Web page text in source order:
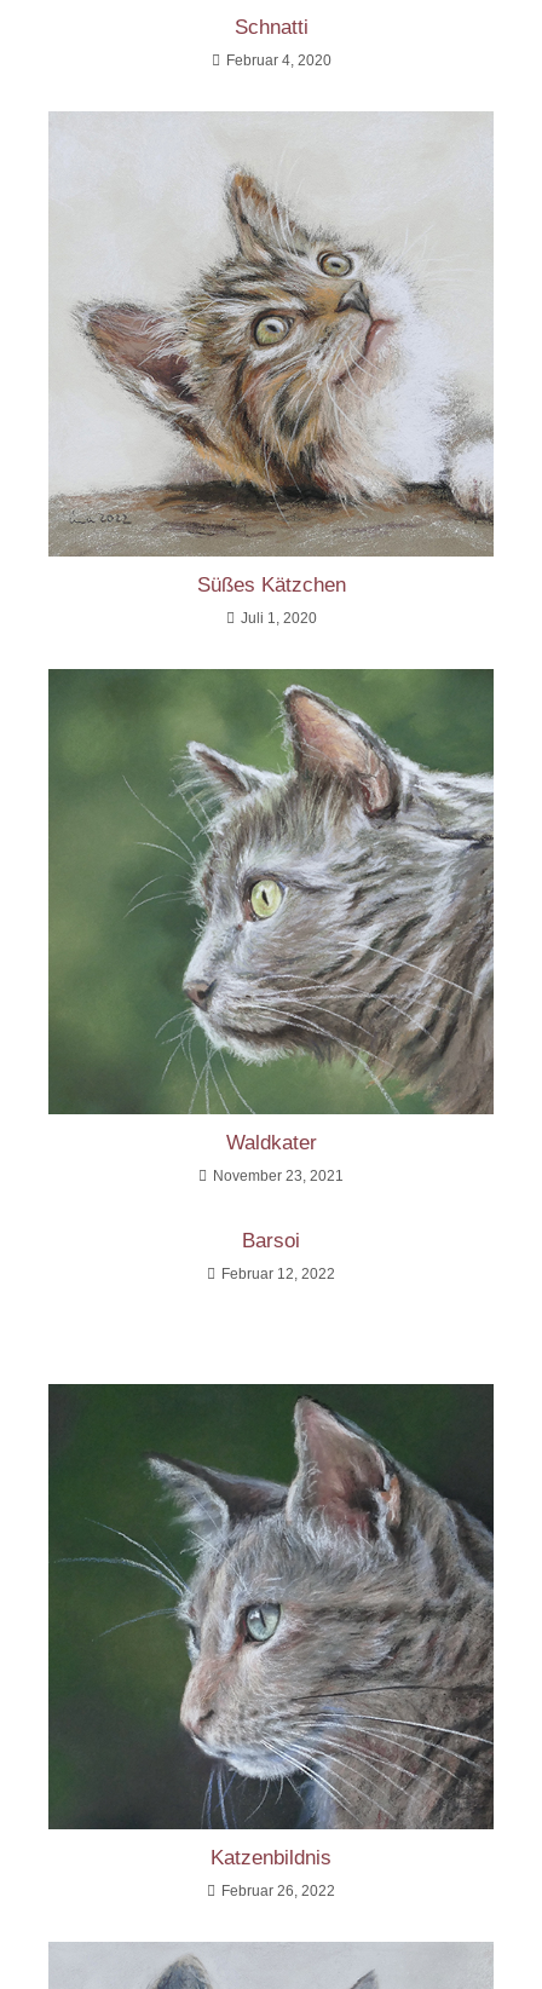
Schnatti
Februar 4, 2020
Süßes Kätzchen
Juli 1, 2020
Waldkater
November 23, 2021
Barsoi
Februar 12, 2022
Katzenbildnis
Februar 26, 2022